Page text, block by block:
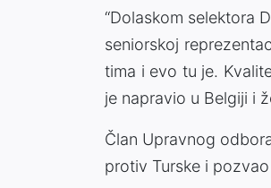
“Dolaskom selektora
seniorskoj
tima i evo tu je.
je napravio u Belgiji i
Član Upravnog
protiv Turske i